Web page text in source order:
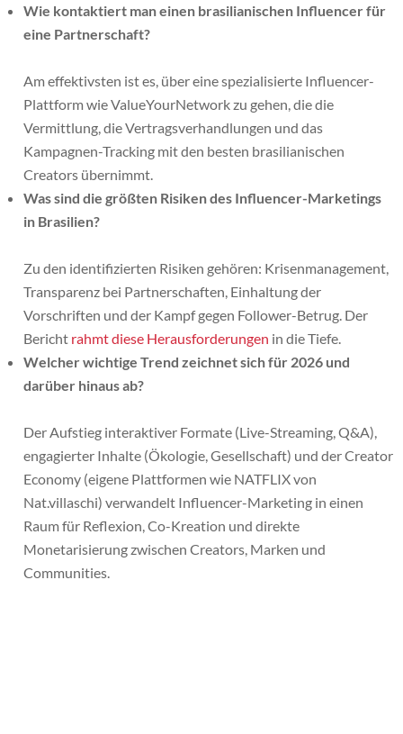
Wie kontaktiert man einen brasilianischen Influencer für
eine Partnerschaft?
Am effektivsten ist es, über eine spezialisierte Influencer-
Plattform wie ValueYourNetwork zu gehen, die die
Vermittlung, die Vertragsverhandlungen und das
Kampagnen-Tracking mit den besten brasilianischen
Creators übernimmt.
Was sind die größten Risiken des Influencer-Marketings
in Brasilien?
Zu den identifizierten Risiken gehören: Krisenmanagement,
Transparenz bei Partnerschaften, Einhaltung der
Vorschriften und der Kampf gegen Follower-Betrug. Der
Bericht rahmt diese Herausforderungen in die Tiefe.
Welcher wichtige Trend zeichnet sich für 2026 und
darüber hinaus ab?
Der Aufstieg interaktiver Formate (Live-Streaming, Q&A),
engagierter Inhalte (Ökologie, Gesellschaft) und der Creator
Economy (eigene Plattformen wie NATFLIX von
Nat.villaschi) verwandelt Influencer-Marketing in einen
Raum für Reflexion, Co-Kreation und direkte
Monetarisierung zwischen Creators, Marken und
Communities.